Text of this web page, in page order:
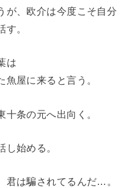
が、欧介は今度こそ自分
。
は
魚屋に来ると言う。
条の元へ出向く。
始める。
君は騙されてるんだ…。